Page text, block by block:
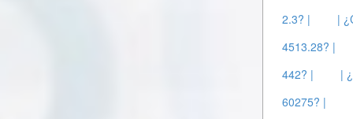
2.3? |
|
4513.28? |
442? |
|
60275? |